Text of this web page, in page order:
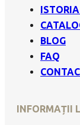
BLOG
FAQ
INFORMAȚII